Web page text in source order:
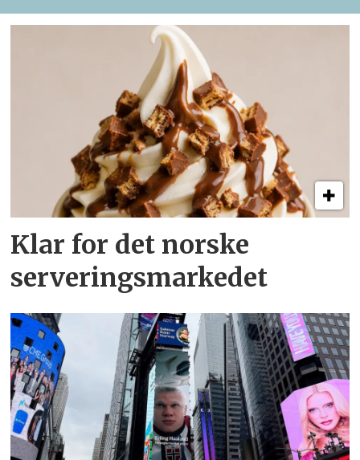
Klar for det norske
serveringsmarkedet